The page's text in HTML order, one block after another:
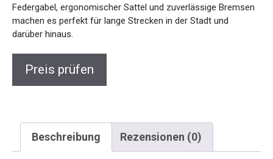
Bremsen machen es perfekt für lange Strecken in der Stadt
und darüber hinaus.
Beschreibung Rezensionen (0)